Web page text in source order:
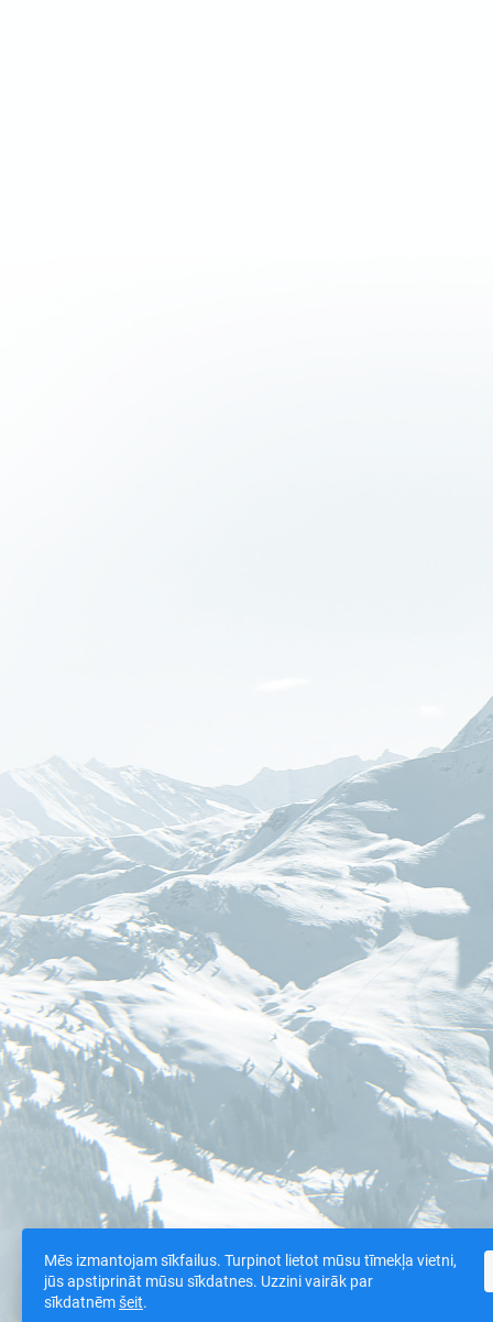
Mēs izmantojam sīkfailus. Turpinot lietot mūsu tīmekļa vietni,
jūs apstiprināt mūsu sīkdatnes. Uzzini vairāk par
sīkdatnēmšeit.